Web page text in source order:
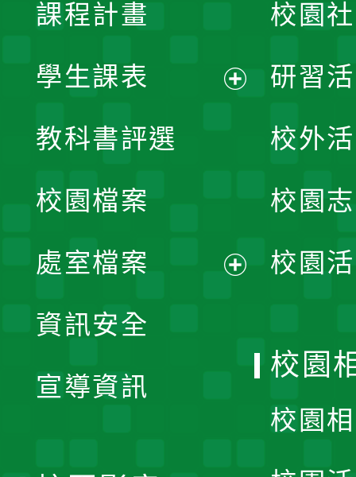
課程計畫
學生課表
單
教科書評選
校園檔案
處室檔案
資訊安全
宣導資訊
校園
研習
校外
校園
校園
校園
校園